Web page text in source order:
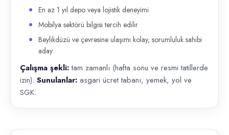
En az 1 yıl depo veya lojistik deneyimi
Mobilya sektörü bilgisi tercih edilir
Beylikdüzü ve çevresine ulaşımı kolay, sorumluluk sahibi
aday
Çalışma şekli:tam zamanlı (hafta sonu ve resmi tatillerde
izin). Sunulanlar: asgari ücret tabanı, yemek, yol ve
SGK.